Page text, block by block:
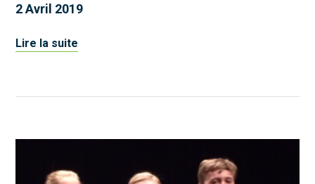
2 Avril 2019
Lire la suite